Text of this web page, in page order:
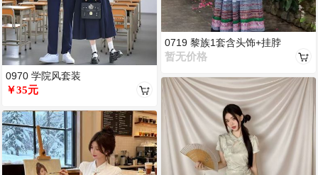
0970 学院风套装
￥35元
0719 黎族1套含头饰+挂脖
暂无价格